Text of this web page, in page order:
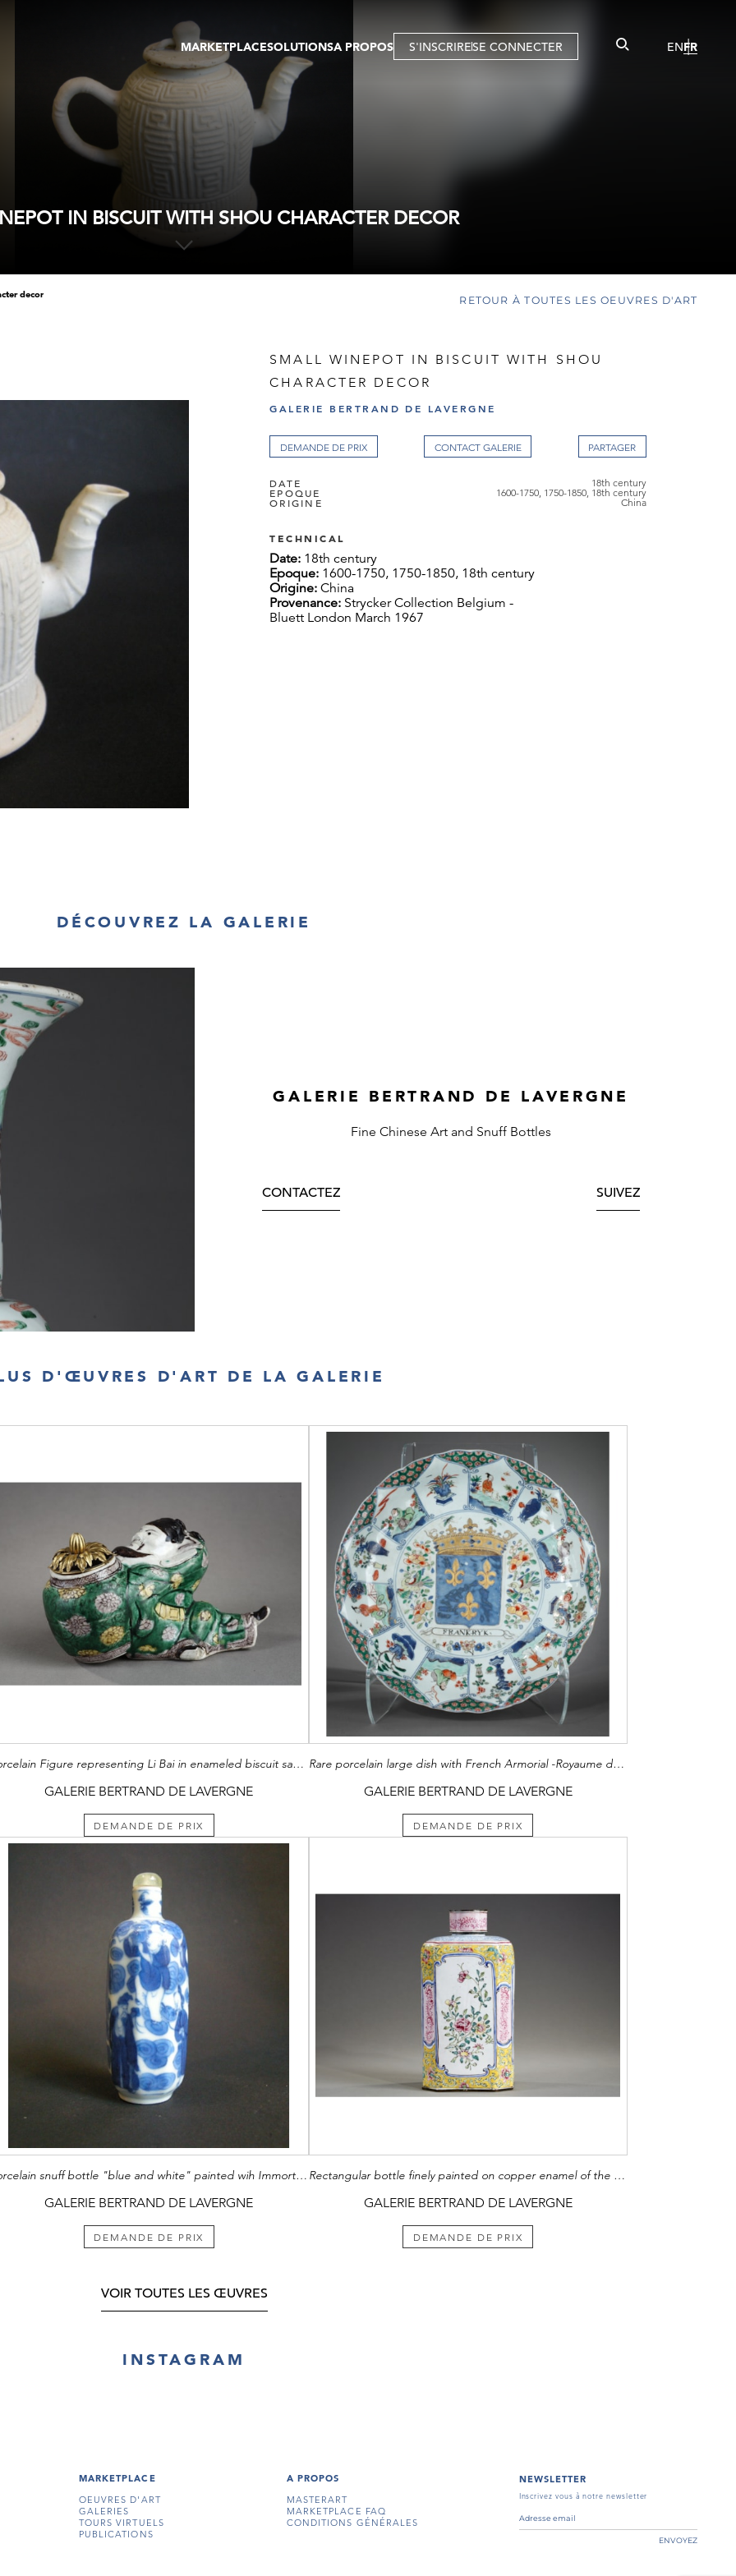
MARKETPLACE
OEUVRES D'ART
GALERIES
EVENTS
SOLUTIONS
GALERIE
FOIRE
ARTISTE
MEMBRE
A PROPOS S'INSCRIRESE CONNECTER ENFR
IN BISCUIT WITH SHOU CHARACTER DECOR
decor RETOUR À TOUTES LES OEUVRES D'ART
SMALL WINEPOT IN BISCUIT WITH SHOU
CHARACTER DECOR
GALERIE BERTRAND DE LAVERGNE
DEMANDE DE PRIX CONTACT GALERIE
DATE 18th century
EPOQUE 1600-1750, 1750-1850, 18th century
ORIGINE China
TECHNICAL
Date: 18th century
Epoque: 1600-1750, 1750-1850, 18th century
Origine:China
Provenance: Strycker Collection Belgium -
Bluett London March 1967
DÉCOUVREZ LA GALERIE
GALERIE BERTRAND DE LAVERGNE
Fine Chinese Art and Snuff Bottles
CONTACTEZ SUIVEZ
D'ŒUVRES D'ART DE LA GALERIE
Porcelain Figure representing Li Bai in enameled biscuit sancai. Celebrity poet falling asleep on his filled jar d alcooll . Period Kangxi 1662/1722 gilt bronze lid France 19th century
GALERIE BERTRAND DE LAVERGNE
DEMANDE DE PRIX
Rare porcelain large dish with French Armorial -Royaume de France-Kangxi period
GALERIE BERTRAND DE LAVERGNE
DEMANDE DE PRIX
Porcelain snuff bottle "blue and white" painted wih Immortals
GALERIE BERTRAND DE LAVERGNE
DEMANDE DE PRIX
Rectangular bottle finely painted on copper enamel of the famille rose style
GALERIE BERTRAND DE LAVERGNE
DEMANDE DE PRIX
VOIR TOUTES LES ŒUVRES
INSTAGRAM
MARKETPLACE
OEUVRES D'ART
GALERIES
TOURS VIRTUELS
PUBLICATIONS
A PROPOS
MASTERART
MARKETPLACE FAQ
CONDITIONS GÉNÉRALES
NEWSLETTER
Inscrivez vous à notre newsletter
ENVOYEZ